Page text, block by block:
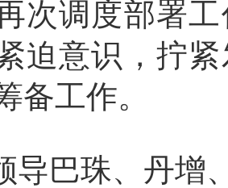
次调度部署
迫意识，拧
备工作。
导巴珠、丹增